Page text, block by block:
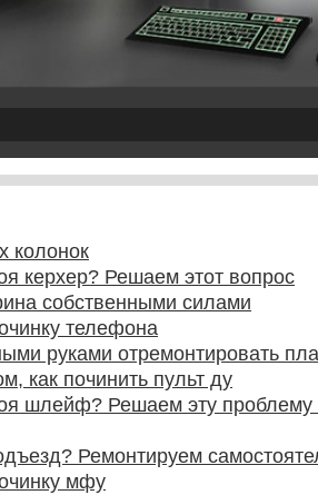
колонок
керхер? Решаем этот вопрос
собственными силами
телефона
руками отремонтировать
как починить пульт ду
шлейф? Решаем эту проблему
Ремонтируем
мфу